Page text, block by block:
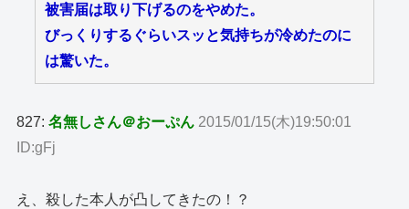
被害届は取り下げるのをやめた。
びっくりするぐらいスッと気持ちが冷めたのに
は驚いた。
827:名無しさん＠おーぷん 2015/01/15(木)19:50:01
ID:gFj
え、殺した本人が凸してきたの！？